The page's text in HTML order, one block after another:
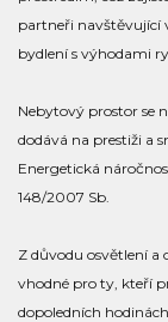
partneři navštěvující
bydlení s výhodami
Nebytový prostor se
dodává na prestiži a
Energetická
148/2007 Sb.
Z důvodu osvětlení a
vhodné pro ty, kteří
dopoledních